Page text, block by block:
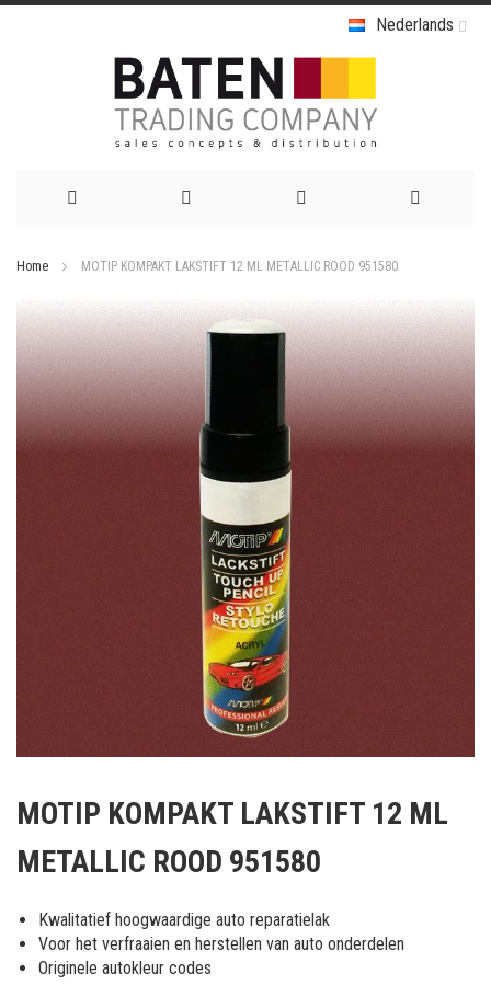
Nederlands
de
inhoud
Home MOTIP KOMPAKT LAKSTIFT 12 ML METALLIC ROOD 951580
naar
het
einde
van
de
het
van
afbeeldingen-
gallerij
MOTIP KOMPAKT LAKSTIFT 12 ML
METALLIC ROOD 951580
Kwalitatief hoogwaardige auto reparatielak
Voor het verfraaien en herstellen van auto onderdelen
Originele autokleur codes